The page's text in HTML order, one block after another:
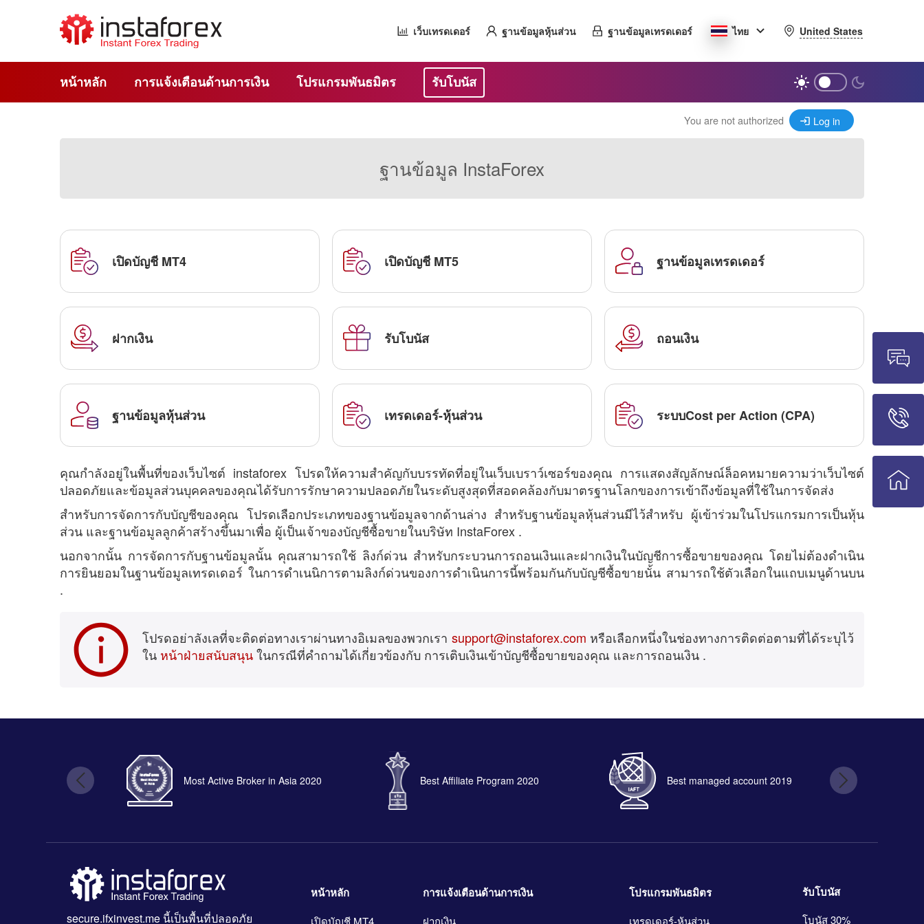
เว็บเทรดเดอร์ ฐานข้อมูลหุ้นส่วน ฐานข้อมูลเทรดเดอร์ ไทย United States
หน้าหลัก การแจ้งเตือนด้านการเงิน โปรแกรมพันธมิตร รับโบนัส
You are not authorized Log in
ฐานข้อมูล InstaForex
เปิดบัญชี MT4 เปิดบัญชี MT5 ฐานข้อมูลเทรดเดอร์
ฝากเงิน รับโบนัส ถอนเงิน
ฐานข้อมูลหุ้นส่วน เทรดเดอร์-หุ้นส่วน ระบบCost per Action (CPA)
คุณกำลังอยู่ในพื้นที่ของเว็บไซต์ instaforex โปรดให้ความสำคัญกับบรรทัดที่อยู่ในเว็บเบราว์เซอร์ของคุณ การแสดงสัญลักษณ์ล็อคหมายความว่าเว็บไซต์
ปลอดภัยและข้อมูลส่วนบุคคลของคุณได้รับการรักษาความปลอดภัยในระดับสูงสุดที่สอดคล้องกับมาตรฐานโลกของการเข้าถึงข้อมูลที่ใช้ในการจัดส่ง
สำหรับการจัดการกับบัญชีของคุณ โปรดเลือกประเภทของฐานข้อมูลจากด้านล่าง สำหรับฐานข้อมูลหุ้นส่วนมีไว้สำหรับ ผู้เข้าร่วมในโปรแกรมการเป็นหุ้น
ส่วน และฐานข้อมูลลูกค้าสร้างขึ้นมาเพื่อ ผู้เป็นเจ้าของบัญชีซื้อขายในบริษัท InstaForex .
นอกจากนั้น การจัดการกับฐานข้อมูลนั้น คุณสามารถใช้ ลิงก์ด่วน สำหรับกระบวนการถอนเงินและฝากเงินในบัญชีการซื้อขายของคุณ โดยไม่ต้องดำเนิน
การยินยอมในฐานข้อมูลเทรดเดอร์ ในการดำเนนิการตามลิงก์ด่วนของการดำเนินการนี้พร้อมกันกับบัญชีซื้อขายนั้น สามารถใช้ตัวเลือกในแถบเมนูด้านบน
.
โปรดอย่าลังเลที่จะติดต่อทางเราผ่านทางอิเมลของพวกเรา support@instaforex.com หรือเลือกหนึ่งในช่องทางการติดต่อตามที่ได้ระบุไว้
ใน หน้าฝ่ายสนับสนุนในกรณีที่คำถามได้เกี่ยวข้องกับ การเติบเงินเข้าบัญชีซื้อขายของคุณ และการถอนเงิน .
Most Active Broker in Asia 2020 Best Affiliate Program 2020 Best managed account 2019
secure.ifxinvest.me นี้เป็นพื้นที่ปลอดภัย
หน้าหลัก
เปิดบัญชี MT4
การแจ้งเตือนด้านการเงิน
ฝากเงิน
โปรแกรมพันธมิตร
เทรดเดอร์-หุ้นส่วน
รับโบนัส
โบนัส 30%